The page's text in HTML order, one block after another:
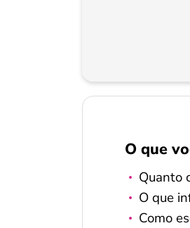
O que
Quanto
O que
Como